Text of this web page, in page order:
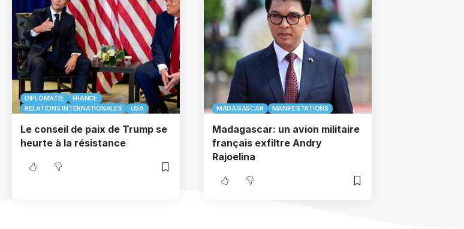
DIPLOMATIE
FRANCE
RELATIONS INTERNATIONALES
USA
Le conseil de paix de Trump se
heurte à la résistance
MADAGASCAR MANIFESTATIONS
Madagascar: un avion militaire
français exfiltre Andry
Rajoelina